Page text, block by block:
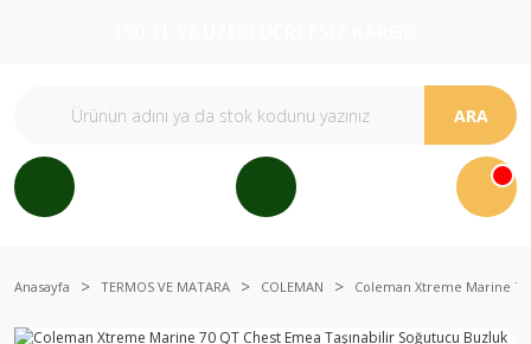
ARA
Anasayfa TERMOS VE MATARA COLEMAN Coleman Xtreme Marine 70